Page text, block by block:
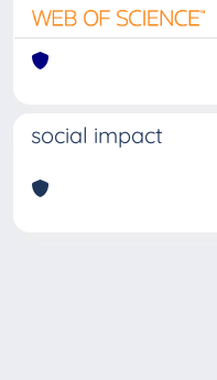
social impact